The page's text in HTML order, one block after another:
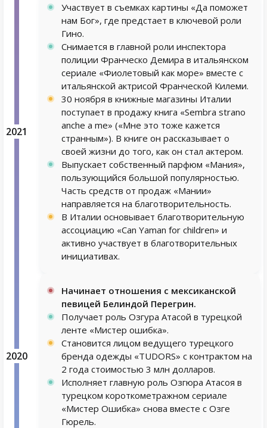
2021
Участвует в съемках картины «Да поможет
нам Бог», где предстает в ключевой роли
Гино.
Снимается в главной роли инспектора
полиции Франческо Демира в итальянском
сериале «Фиолетовый как море» вместе с
итальянской актрисой Франческой Килеми.
30 ноября в книжные магазины Италии
поступает в продажу книга «Sembra strano
anche a me» («Мне это тоже кажется
странным»). В книге он рассказывает о
своей жизни до того, как он стал актером.
Выпускает собственный парфюм «Мания»,
пользующийся большой популярностью.
Часть средств от продаж «Мании»
направляется на благотворительность.
В Италии основывает благотворительную
ассоциацию «Can Yaman for children» и
активно участвует в благотворительных
инициативах.
2020
Начинает отношения с мексиканской
певицей Белиндой Перегрин.
Получает роль Озгура Атасой в турецкой
ленте «Мистер ошибка».
Становится лицом ведущего турецкого
бренда одежды «TUDORS» с контрактом на
2 года стоимостью 3 млн долларов.
Исполняет главную роль Озгюра Атасоя в
турецком короткометражном сериале
«Мистер Ошибка» снова вместе с Озге
Гюрель.